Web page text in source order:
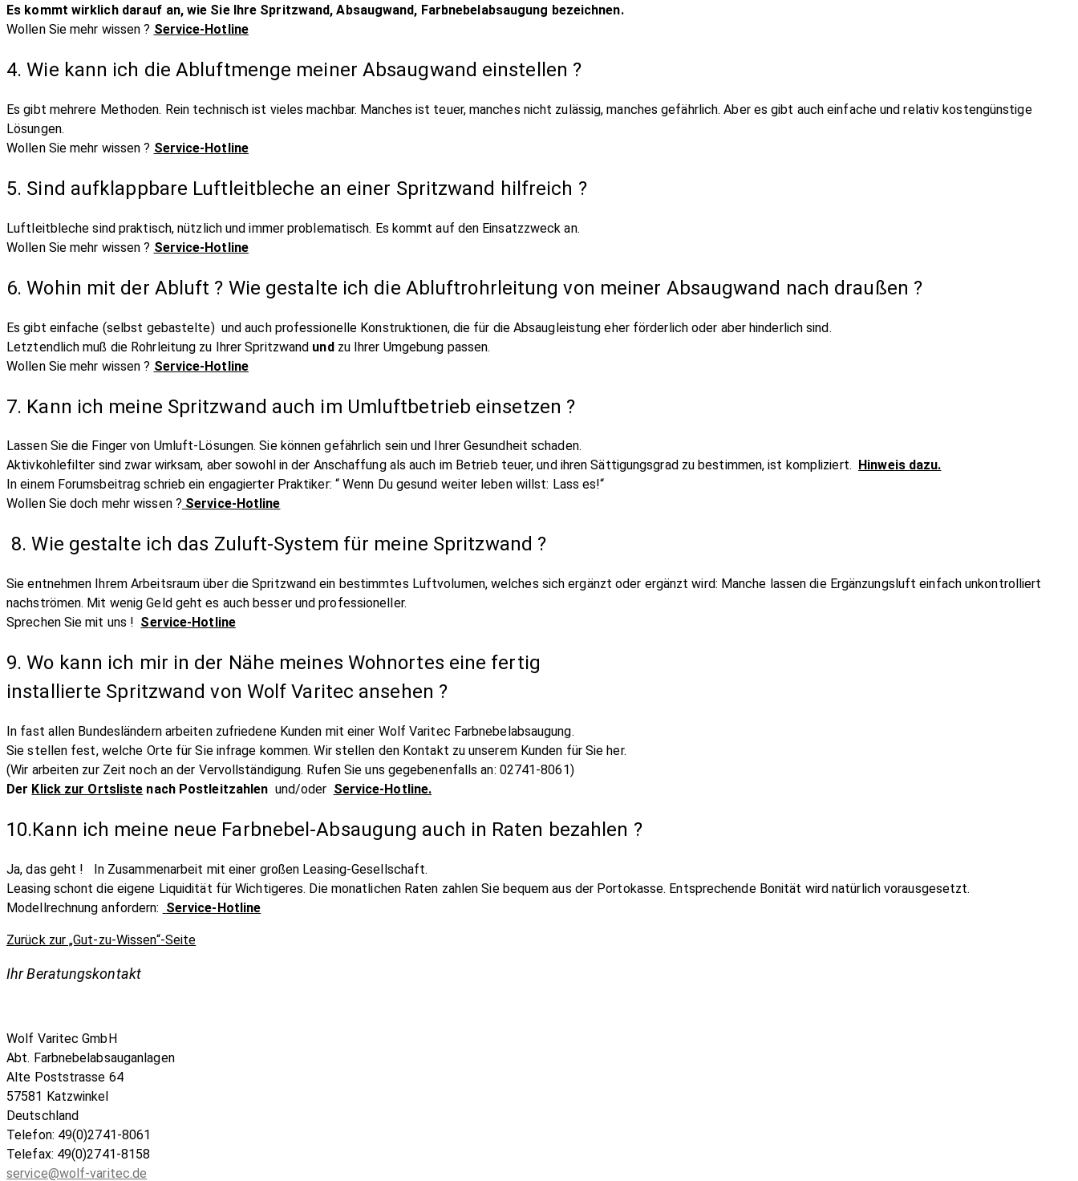
Es kommt wirklich darauf an, wie Sie Ihre Spritzwand, Absaugwand, Farbnebelabsaugung bezeichnen.
Wollen Sie mehr wissen ? Service-Hotline
4. Wie kann ich die Abluftmenge meiner Absaugwand einstellen ?
Es gibt mehrere Methoden. Rein technisch ist vieles machbar. Manches ist teuer, manches nicht zulässig, manches gefährlich. Aber es gibt auch einfache und relativ kostengünstige
Lösungen.
Wollen Sie mehr wissen ? Service-Hotline
5. Sind aufklappbare Luftleitbleche an einer Spritzwand hilfreich ?
Luftleitbleche sind praktisch, nützlich und immer problematisch. Es kommt auf den Einsatzzweck an.
Wollen Sie mehr wissen ? Service-Hotline
6. Wohin mit der Abluft ? Wie gestalte ich die Abluftrohrleitung von meiner Absaugwand nach draußen ?
Es gibt einfache (selbst gebastelte) und auch professionelle Konstruktionen, die für die Absaugleistung eher förderlich oder aber hinderlich sind.
Letztendlich muß die Rohrleitung zu Ihrer Spritzwand undzu Ihrer Umgebung passen.
Wollen Sie mehr wissen ? Service-Hotline
7. Kann ich meine Spritzwand auch im Umluftbetrieb einsetzen ?
Lassen Sie die Finger von Umluft-Lösungen. Sie können gefährlich sein und Ihrer Gesundheit schaden.
Aktivkohlefilter sind zwar wirksam, aber sowohl in der Anschaffung als auch im Betrieb teuer, und ihren Sättigungsgrad zu bestimmen, ist kompliziert.
Hinweis dazu.
In einem Forumsbeitrag schrieb ein engagierter Praktiker: “ Wenn Du gesund weiter leben willst: Lass es!“
Wollen Sie doch mehr wissen ? Service-Hotline
8. Wie gestalte ich das Zuluft-System für meine Spritzwand ?
Sie entnehmen Ihrem Arbeitsraum über die Spritzwand ein bestimmtes Luftvolumen, welches sich ergänzt oder ergänzt wird: Manche lassen die Ergänzungsluft einfach unkontrolliert
nachströmen. Mit wenig Geld geht es auch besser und professioneller.
Sprechen Sie mit uns ! Service-Hotline
9. Wo kann ich mir in der Nähe meines Wohnortes eine fertig
installierte Spritzwand von Wolf Varitec ansehen ?
In fast allen Bundesländern arbeiten zufriedene Kunden mit einer Wolf Varitec Farbnebelabsaugung.
Sie stellen fest, welche Orte für Sie infrage kommen. Wir stellen den Kontakt zu unserem Kunden für Sie her.
(Wir arbeiten zur Zeit noch an der Vervollständigung. Rufen Sie uns gegebenenfalls an: 02741-8061)
Der Klick zur Ortsliste nach Postleitzahlen und/oder Service-Hotline.
10.Kann ich meine neue Farbnebel-Absaugung auch in Raten bezahlen ?
Ja, das geht ! In Zusammenarbeit mit einer großen Leasing-Gesellschaft.
Leasing schont die eigene Liquidität für Wichtigeres. Die monatlichen Raten zahlen Sie bequem aus der Portokasse. Entsprechende Bonität wird natürlich vorausgesetzt.
Modellrechnung anfordern: Service-Hotline
Zurück zur „Gut-zu-Wissen“-Seite
Ihr Beratungskontakt
Wolf Varitec GmbH
Abt. Farbnebelabsauganlagen
Alte Poststrasse 64
57581 Katzwinkel
Deutschland
Telefon: 49(0)2741-8061
Telefax: 49(0)2741-8158
service@wolf-varitec.de